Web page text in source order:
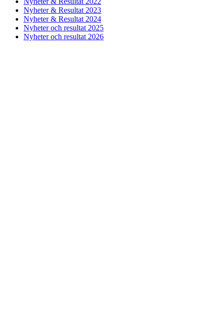
Nyheter & Resultat 2023
Nyheter & Resultat 2024
Nyheter och resultat 2025
Nyheter och resultat 2026